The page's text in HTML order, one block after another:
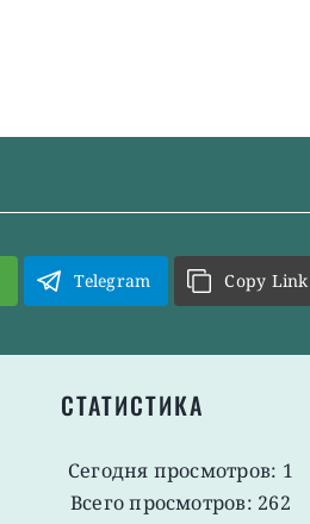
Telegram Copy Link
СТАТИСТИКА
Сегодня просмотров: 1
Всего просмотров: 262